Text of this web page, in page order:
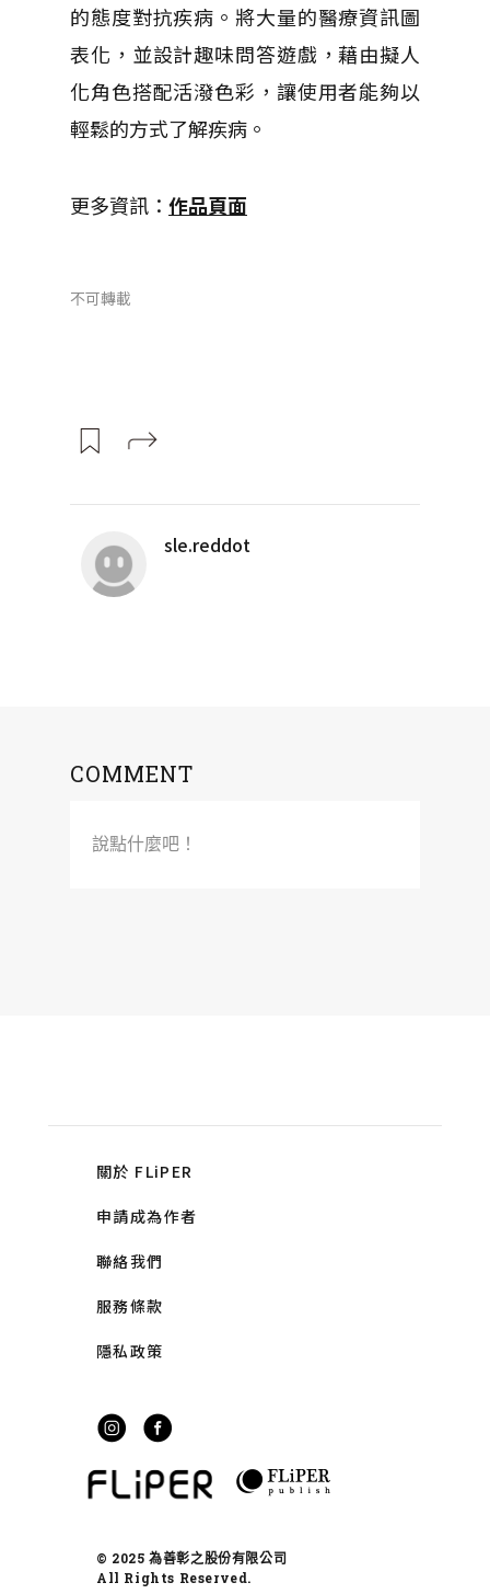
的態度對抗疾病。將大量的醫療資訊圖
表化，並設計趣味問答遊戲，藉由擬人
化角色搭配活潑色彩，讓使用者能夠以
輕鬆的方式了解疾病。
更多資訊： 作品頁面
不可轉載
sle.reddot
COMMENT
說點什麼吧！
關於 FLiPER
申請成為作者
聯絡我們
服務條款
隱私政策
© 2025 為善彰之股份有限公司
All Rights Reserved.